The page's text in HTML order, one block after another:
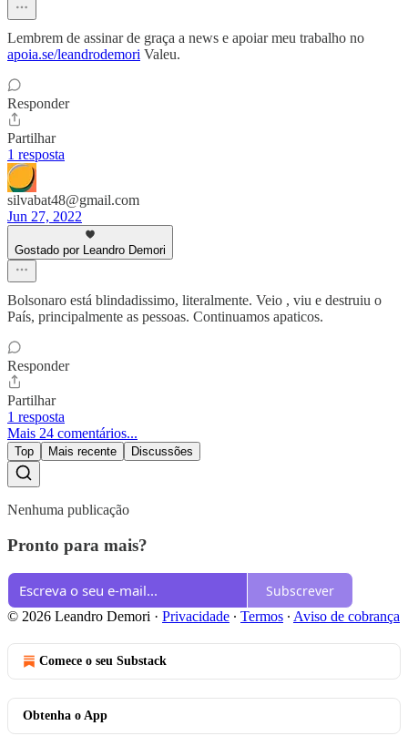
Lembrem de assinar de graça a news e apoiar meu trabalho no
apoia.se/leandrodemori Valeu.
Responder
Partilhar
1 resposta
silvabat48@gmail.com
Jun 27, 2022
Gostado por Leandro Demori
Bolsonaro está blindadissimo, literalmente. Veio , viu e destruiu o
País, principalmente as pessoas. Continuamos apaticos.
Responder
Partilhar
1 resposta
Mais 24 comentários...
Top Mais recente Discussões
Nenhuma publicação
Pronto para mais?
Subscrever
© 2026 Leandro Demori · Privacidade ∙ Termos ∙ Aviso de cobrança
Comece o seu Substack
Obtenha o App